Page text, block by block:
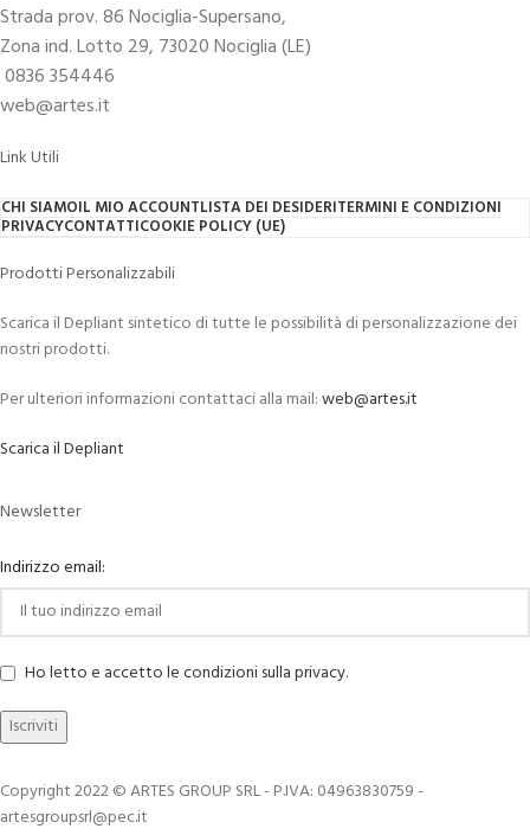
Strada prov. 86 Nociglia-Supersano,
Zona ind. Lotto 29, 73020 Nociglia (LE)
0836 354446
web@artes.it
Link Utili
CHI SIAMOIL MIO ACCOUNTLISTA DEI DESIDERITERMINI E CONDIZIONI
PRIVACYCONTATTICOOKIE POLICY (UE)
Prodotti Personalizzabili
Scarica il Depliant sintetico di tutte le possibilità di personalizzazione dei
nostri prodotti.
Per ulteriori informazioni contattaci alla mail:web@artes.it
Scarica il Depliant
Newsletter
Indirizzo email:
Ho letto e accetto le condizioni sulla privacy.
Copyright 2022 © ARTES GROUP SRL - P.IVA: 04963830759 -
artesgroupsrl@pec.it